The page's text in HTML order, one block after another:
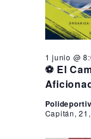
⚽ El
1 junio @
Capitán,